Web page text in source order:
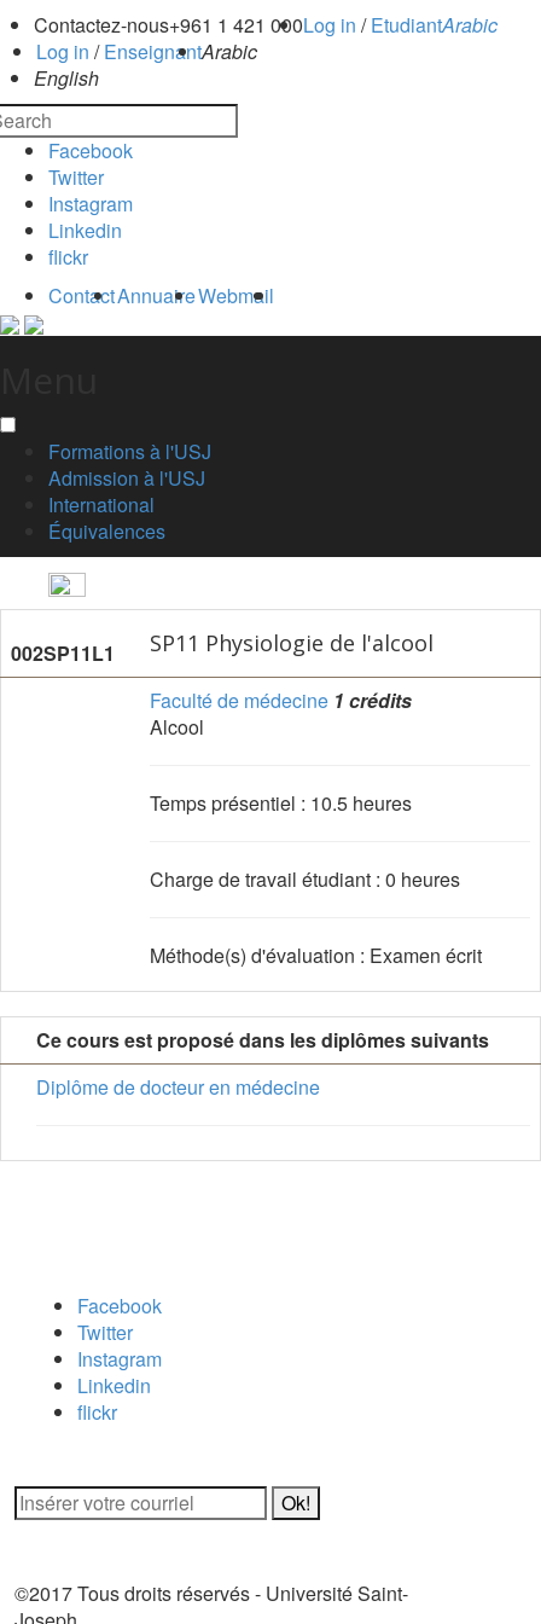
Contactez-nous+961 1 421 000Log in /Etudiant
Log in /Enseignant
Arabic
Arabic
English
Facebook
Twitter
Instagram
Linkedin
flickr
ContactAnnuaireWebmail
Formations à l'USJ
Admission à l'USJ
International
Équivalences
002SP11L1 SP11 Physiologie de l'alcool
Faculté de médecine 1 crédits
Alcool
Temps présentiel : 10.5 heures
Charge de travail étudiant : 0 heures
Méthode(s) d'évaluation : Examen écrit
Ce cours est proposé dans les diplômes suivants
Diplôme de docteur en médecine
Facebook
Twitter
Instagram
Linkedin
flickr
©2017 Tous droits réservés - Université Saint-